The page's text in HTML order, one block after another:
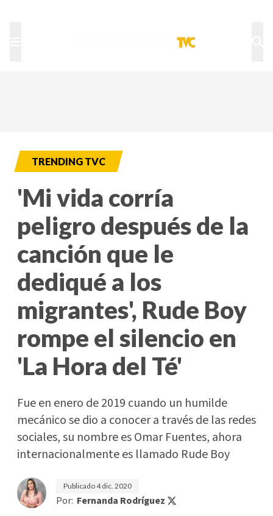
TRENDING TVC
'Mi vida corría
peligro después de la
canción que le
dediqué a los
migrantes', Rude Boy
rompe el silencio en
'La Hora del Té'
Fue en enero de 2019 cuando un humilde
mecánico se dio a conocer a través de las redes
sociales, su nombre es Omar Fuentes, ahora
internacionalmente es llamado Rude Boy
Publicado4 dic. 2020
Por: Fernanda Rodríguez